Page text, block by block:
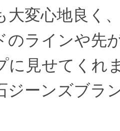
大変心地良く
のラインや先
に見せてくれ
ジーンズブラ